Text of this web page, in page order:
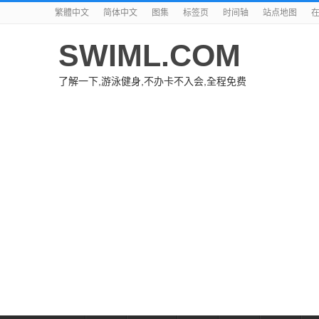
繁體中文 简体中文 图集 标签页 时间轴 站点地图
SWIML.COM
了解一下,游泳健身,不办卡不入会,全程免费